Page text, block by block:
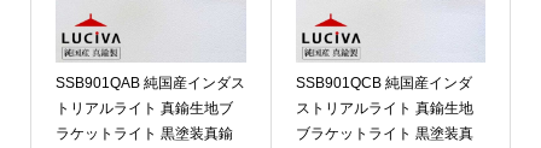
SSB901QAB 純国産インダス
トリアルライト 真鍮生地ブ
ラケットライト 黒塗装真鍮
SSB901QCB 純国産インダ
ストリアルライト 真鍮生地
ブラケットライト 黒塗装真